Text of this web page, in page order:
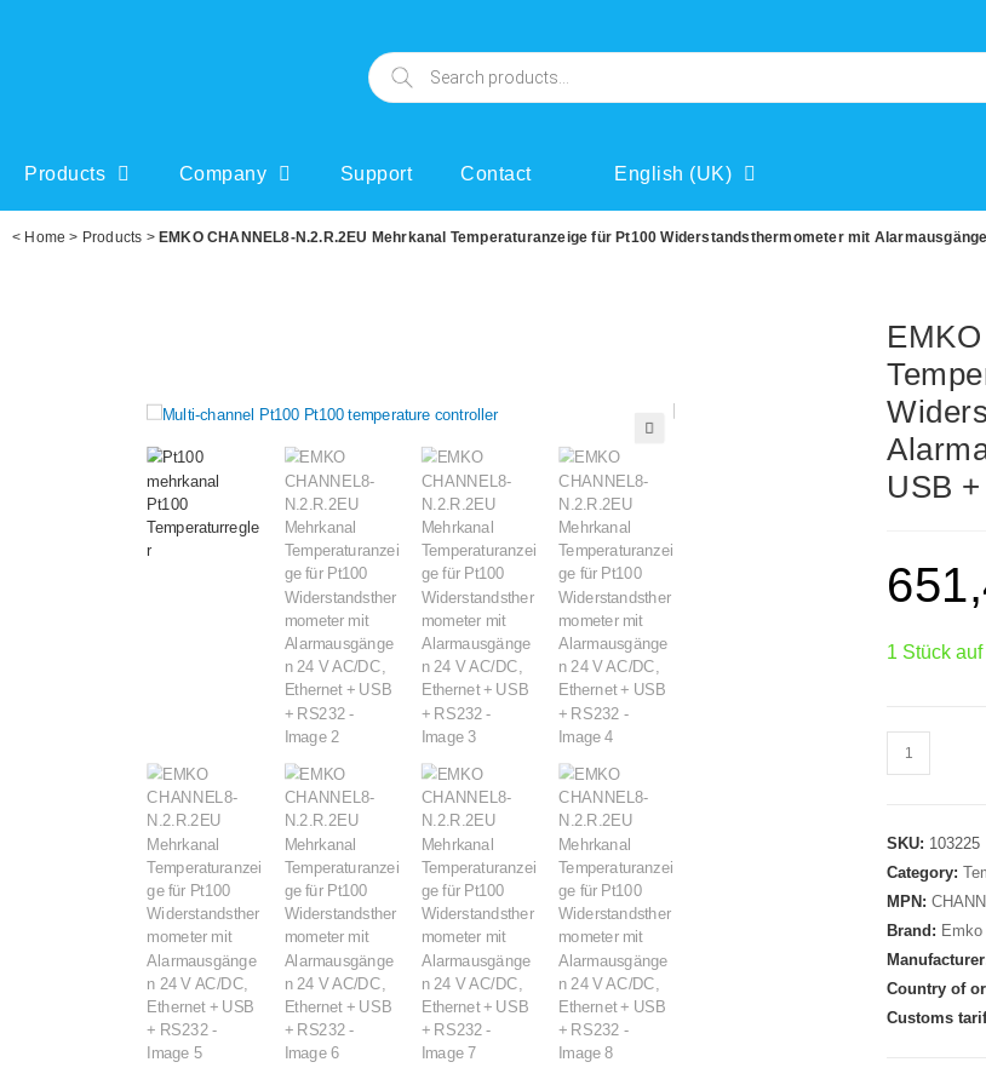
Products Company Support Contact English (UK)
< Home > Products > EMKO CHANNEL8-N.2.R.2EU Mehrkanal Temperaturanzeige für Pt100 Widerstandsthermometer mit
USB
1 Stück
SKU: 103225
Category:
MPN:
Brand: Emko
Country of
Customs